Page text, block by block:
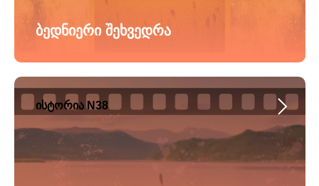
ბედნიერი შეხვედრა
ისტორია N38